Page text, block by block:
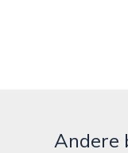
Andere